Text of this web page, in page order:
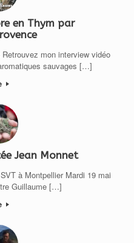
en Thym par
mon interview vidéo
sauvages […]
Jean Monnet
à Montpellier Mardi 19 mai
Guillaume […]